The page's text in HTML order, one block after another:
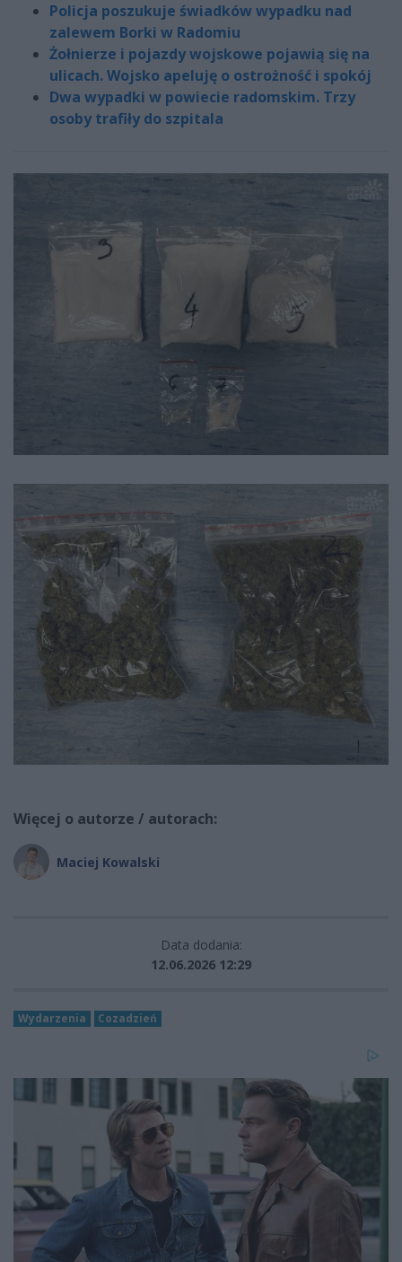
Policja poszukuje świadków wypadku nad
zalewem Borki w Radomiu
Żołnierze i pojazdy wojskowe pojawią się na
ulicach. Wojsko apeluję o ostrożność i spokój
Dwa wypadki w powiecie radomskim. Trzy
osoby trafiły do szpitala
Więcej o autorze / autorach:
Maciej Kowalski
Data dodania:
12.06.2026 12:29
Wydarzenia Cozadzień